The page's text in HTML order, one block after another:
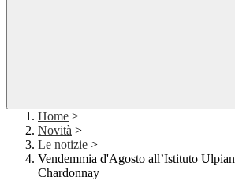
Home >
Novità >
Le notizie >
Vendemmia d'Agosto all’Istituto
Chardonnay